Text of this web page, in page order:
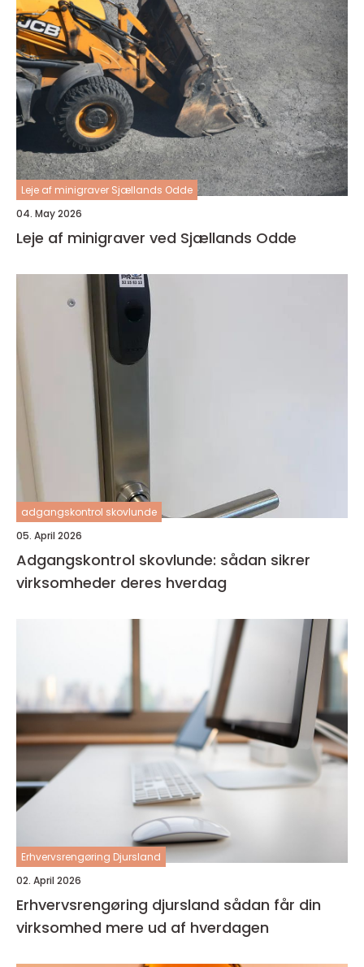
Leje af minigraver Sjællands Odde
04. May 2026
Leje af minigraver ved Sjællands Odde
adgangskontrol skovlunde
05. April 2026
Adgangskontrol skovlunde: sådan sikrer
virksomheder deres hverdag
Erhvervsrengøring Djursland
02. April 2026
Erhvervsrengøring djursland sådan får din
virksomhed mere ud af hverdagen